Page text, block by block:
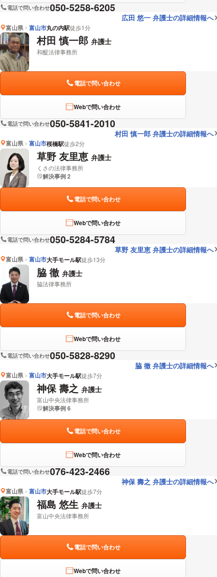
電話で問い合わせ050-5258-6205
広田 悠一 弁護士の詳細情報へ
富山県 富山市丸の内駅徒歩1分
村田 慎一郎 弁護士
和醍法律事務所
電話で問い合わせ
Webで問い合わせ
電話で問い合わせ050-5841-2010
村田 慎一郎 弁護士の詳細情報へ
富山県 富山市桜橋駅徒歩2分
草野 友里恵 弁護士
くさの法律事務所
解決事例 2
電話で問い合わせ
Webで問い合わせ
電話で問い合わせ050-5284-5784
草野 友里恵 弁護士の詳細情報へ
富山県 富山市大手モール駅徒歩13分
脇 徹 弁護士
脇法律事務所
電話で問い合わせ
Webで問い合わせ
電話で問い合わせ050-5828-8290
脇 徹 弁護士の詳細情報へ
富山県 富山市大手モール駅徒歩7分
神保 壽之 弁護士
富山中央法律事務所
解決事例 6
電話で問い合わせ
Webで問い合わせ
電話で問い合わせ076-423-2466
神保 壽之 弁護士の詳細情報へ
富山県 富山市大手モール駅徒歩7分
福島 悠生 弁護士
富山中央法律事務所
電話で問い合わせ
Webで問い合わせ